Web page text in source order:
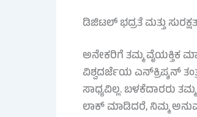
ಡಿಜಿಟಲ್ ಭದ್ರತೆ ಮತ್ತು
ಅನೇಕರಿಗೆ ತಮ್ಮ ವೈಯಕ್ತಿಕ
ವಿಶ್ವದರ್ಜೆಯ ಎನ್‌ಕ್ರಿಪ್ಶನ್
ಸಾಧ್ಯವಿಲ್ಲ. ಬಳಕೆದಾರರು
ಲಾಕ್ ಮಾಡಿದರೆ, ನಿಮ್ಮ